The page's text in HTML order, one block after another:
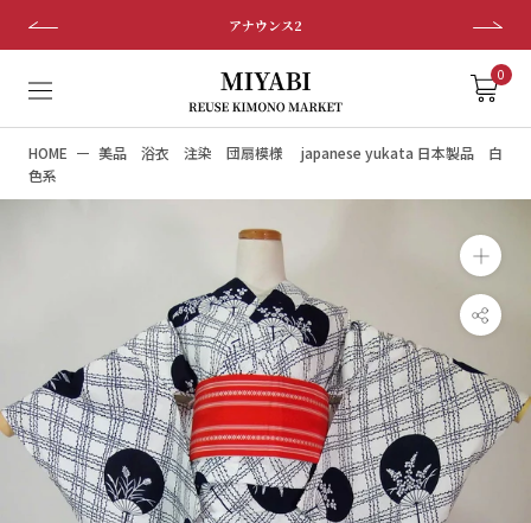
し
す
る
アナウンス2
0
HOME
美品 浴衣 注染 団扇模様 japanese yukata 日本製品 白
色系